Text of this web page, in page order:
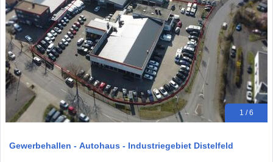
1 / 6
Gewerbehallen - Autohaus - Industriegebiet Distelfeld